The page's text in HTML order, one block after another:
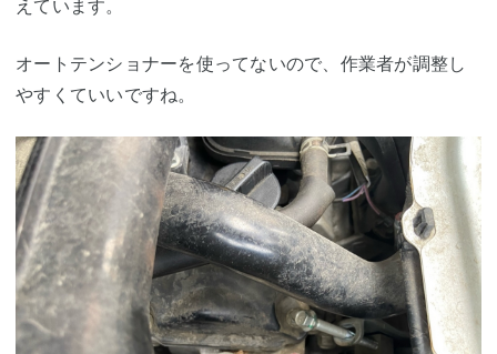
えています。
オートテンショナーを使ってないので、作業者が調整し
やすくていいですね。